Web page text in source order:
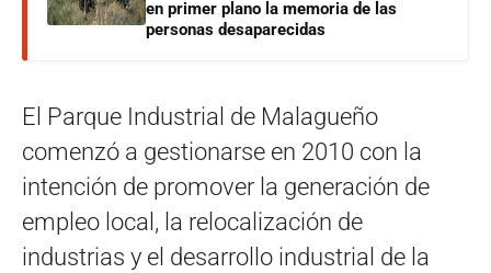
en primer plano la memoria de las
personas desaparecidas
El Parque Industrial de Malagueño
comenzó a gestionarse en 2010 con la
intención de promover la generación de
empleo local, la relocalización de
industrias y el desarrollo industrial de la